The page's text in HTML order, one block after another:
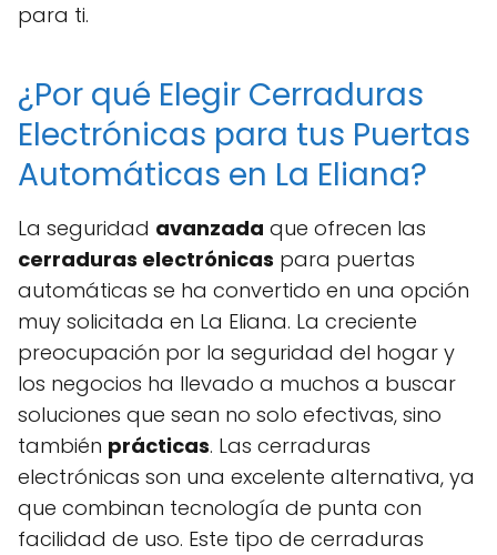
para ti.
¿Por qué Elegir Cerraduras
Electrónicas para tus Puertas
Automáticas en La Eliana?
La seguridad avanzada que ofrecen las
cerraduras electrónicas para puertas
automáticas se ha convertido en una opción
muy solicitada en La Eliana. La creciente
preocupación por la seguridad del hogar y
los negocios ha llevado a muchos a buscar
soluciones que sean no solo efectivas, sino
también prácticas. Las cerraduras
electrónicas son una excelente alternativa, ya
que combinan tecnología de punta con
facilidad de uso. Este tipo de cerraduras